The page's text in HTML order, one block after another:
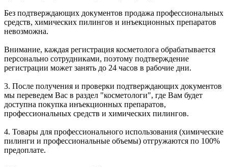
Без подтверждающих документов продажа профессиональных
средств, химических пилингов и инъекционных препаратов
невозможна.
Внимание, каждая регистрация косметолога обрабатывается
персонально сотрудниками, поэтому подтверждение
регистрации может занять до 24 часов в рабочие дни.
3. После получения и проверки подтверждающих документов
мы переведем Вас в раздел "косметологи", где Вам будет
доступна покупка инъекционных препаратов,
профессиональных средств и химических пилингов.
4. Товары для профессионального использования (химические
пилинги и профессиональные объемы) отгружаются по 100%
предоплате.